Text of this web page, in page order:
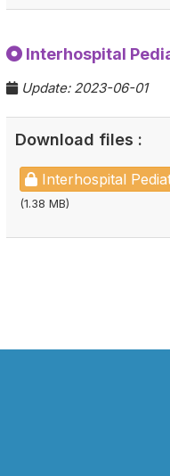
Interhospital
Update: 2023-06-01
Download files :
Interhospital
(1.38 MB)